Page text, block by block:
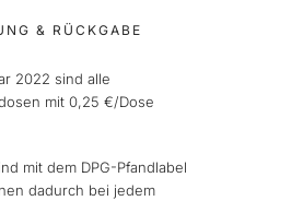
& RÜCKGABE
2022 sind alle
mit 0,25 €/Dose
mit dem DPG-Pfandlabel
dadurch bei jedem